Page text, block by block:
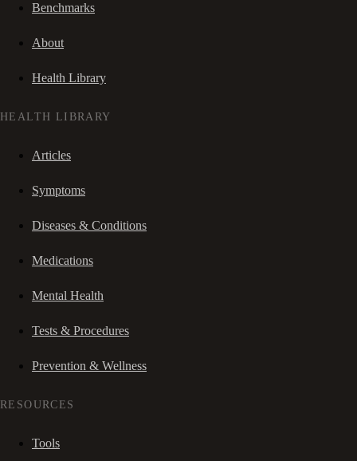
Benchmarks
About
Health Library
HEALTH LIBRARY
Articles
Symptoms
Diseases & Conditions
Medications
Mental Health
Tests & Procedures
Prevention & Wellness
RESOURCES
Tools